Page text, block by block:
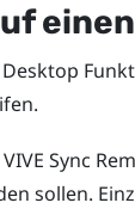
VIVE Sync
sollen.